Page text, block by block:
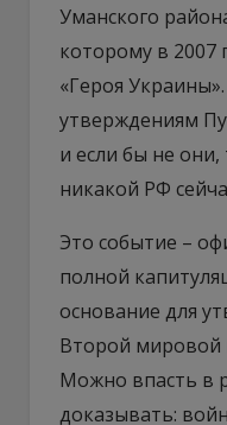
Уманского
которому в 2007
«Героя
утверждениям
и если бы не
никакой РФ
Это событие –
полной
основание для
Второй мировой
Можно впасть в
доказывать: